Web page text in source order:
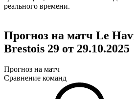
реального времени.
Прогноз на матч Le
Brestois 29 от 29.10.2025
Прогноз на матч
Сравнение команд